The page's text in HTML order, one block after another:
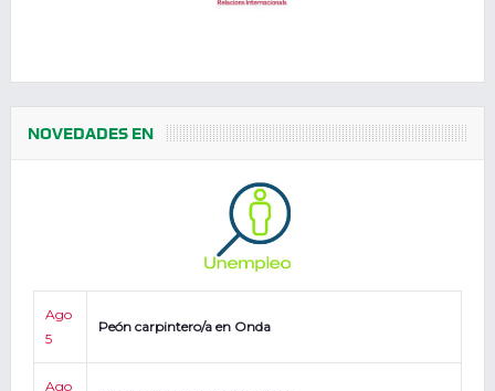
NOVEDADES EN
Ago
5
Peón carpintero/a en Onda
Ago